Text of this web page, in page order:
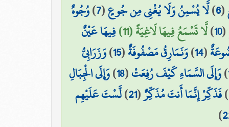
(
6
)لَّا يُسْمِنُ وَلَا يُغْنِي مِن جُوعٍ(
7
)وُجُوهٌ
(
10
)لَّا تَسْمَعُ فِيهَا لَاغِيَةً (11) فِيهَا عَيْنٌ
(
14
)وَنَمَارِقُ مَصْفُوفَةٌ(
15
)وَزَرَابِيُّ
)وَإِلَى السَّمَاءِ كَيْفَ رُفِعَتْ(
18
)وَإِلَى الْجِبَالِ
)فَذَكِّرْ إِنَّمَا أَنتَ مُذَكِّرٌ(
21
)لَّسْتَ عَلَيْهِم
)